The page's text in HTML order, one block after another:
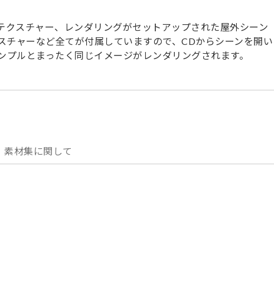
スチャー、レンダリングがセットアップされた屋外シーン
ャーなど全てが付属していますので、CDからシーンを開い
ルとまったく同じイメージがレンダリングされます。
素材集に関して